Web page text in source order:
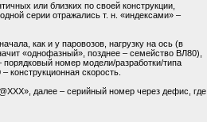
или близких по своей конструкции,
серии отражались т. н. «индексами» –
как и у паровозов, нагрузку на ось (в
«однофазный», позднее – семейство ВЛ80),
номер модели/разработки/типа
скорость.
далее – серийный номер через дефис, где